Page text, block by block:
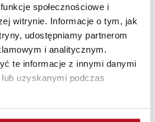
społecznościowe i
witrynie. Informacje o tym, jak
udostępniamy partnerom
i analitycznym.
te informacje z innymi danymi
uzyskanymi podczas
wybieraj
by były praktyczne, a
Pamiętaj o chowaniu
pólkach i szafkach, by
a co więcej
do najważniejszych
i dekoracyjnych. W